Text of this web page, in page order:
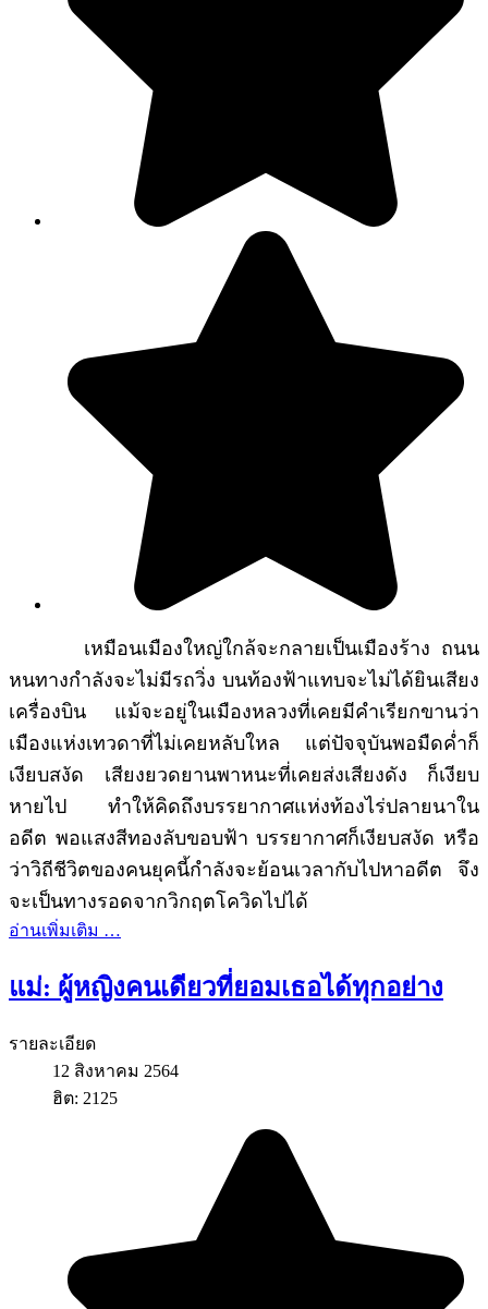
เหมือนเมืองใหญ่ใกล้จะกลายเป็นเมืองร้าง ถนน
หนทางกำลังจะไม่มีรถวิ่ง บนท้องฟ้าแทบจะไม่ได้ยินเสียง
เครื่องบิน แม้จะอยู่ในเมืองหลวงที่เคยมีคำเรียกขานว่า
เมืองแห่งเทวดาที่ไม่เคยหลับใหล แต่ปัจจุบันพอมืดค่ำก็
เงียบสงัด เสียงยวดยานพาหนะที่เคยส่งเสียงดัง ก็เงียบ
หายไป ทำให้คิดถึงบรรยากาศแห่งท้องไร่ปลายนาใน
อดีต พอแสงสีทองลับขอบฟ้า บรรยากาศก็เงียบสงัด หรือ
ว่าวิถีชีวิตของคนยุคนี้กำลังจะย้อนเวลากับไปหาอดีต จึง
จะเป็นทางรอดจากวิกฤตโควิดไปได้
อ่านเพิ่มเติม …
แม่: ผู้หญิงคนเดียวที่ยอมเธอได้ทุกอย่าง
รายละเอียด
12 สิงหาคม 2564
ฮิต: 2125